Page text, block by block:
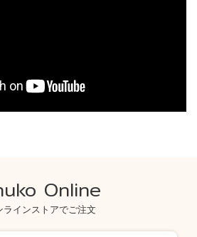
Online
ラインストアでご注文